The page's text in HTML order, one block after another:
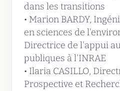
dans les transitions
• Marion BARDY,
en sciences de
Directrice de l'appui
publiques à l'INRAE
• Ilaria CASILLO,
Prospective et